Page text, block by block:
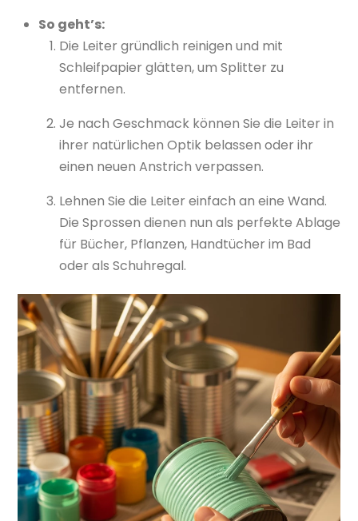
So geht’s:
Die Leiter gründlich reinigen und mit
Schleifpapier glätten, um Splitter zu
entfernen.
Je nach Geschmack können Sie die Leiter in
ihrer natürlichen Optik belassen oder ihr
einen neuen Anstrich verpassen.
Lehnen Sie die Leiter einfach an eine Wand.
Die Sprossen dienen nun als perfekte Ablage
für Bücher, Pflanzen, Handtücher im Bad
oder als Schuhregal.